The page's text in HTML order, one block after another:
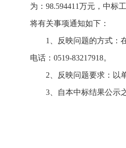
为：98.594411万元，中标
将有关事项通知如下：
1、反映问题的方式：
电话：0519-83217918。
2、反映问题要求：以
3、自本中标结果公示